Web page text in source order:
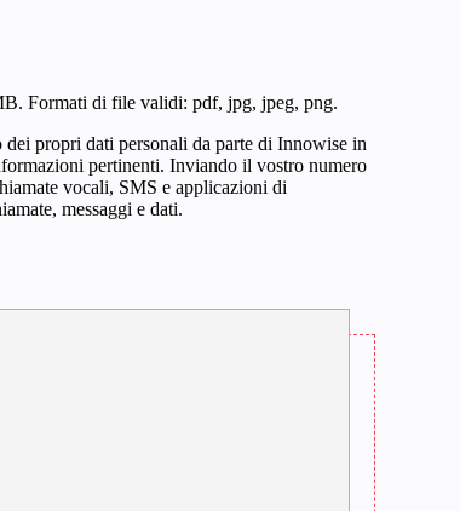
Formati di file validi: pdf, jpg, jpeg, png.
propri dati personali da parte di Innowise in
pertinenti. Inviando il vostro numero
vocali, SMS e applicazioni di
messaggi e dati.